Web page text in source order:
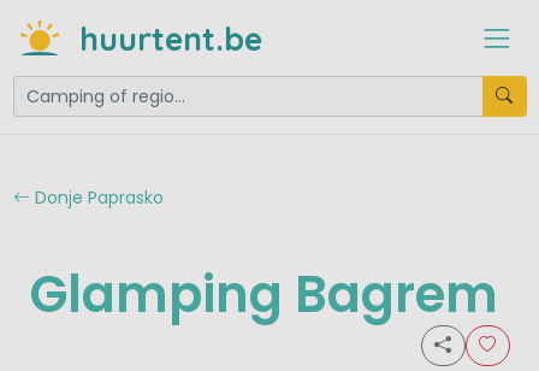
huurtent.be
Donje Paprasko
Glamping Bagrem